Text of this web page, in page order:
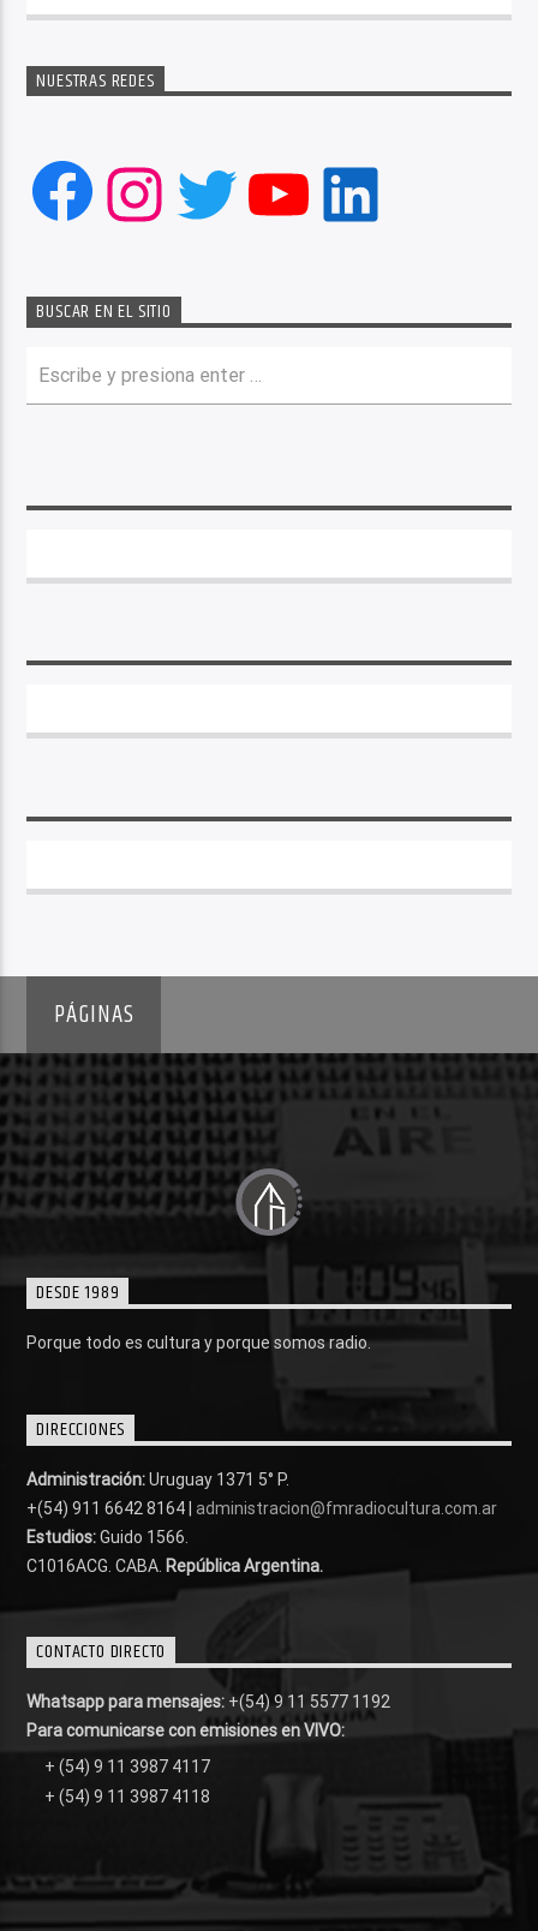
NUESTRAS REDES
Facebook
Instagram
Twitter
YouTube
LinkedIn
BUSCAR EN EL SITIO
PÁGINAS
DESDE 1989
Porque todo es cultura y porque somos radio.
DIRECCIONES
Administración:Uruguay 1371 5° P.
+(54) 911 6642 8164 | administracion@fmradiocultura.com.ar
Estudios:Guido 1566.
C1016ACG . CABA. República Argentina.
CONTACTO DIRECTO
Whatsapp para mensajes: +(54) 9 11 5577 1192
Para comunicarse con emisiones en VIVO:
+ (54) 9 11 3987 4117
+ (54) 9 11 3987 4118